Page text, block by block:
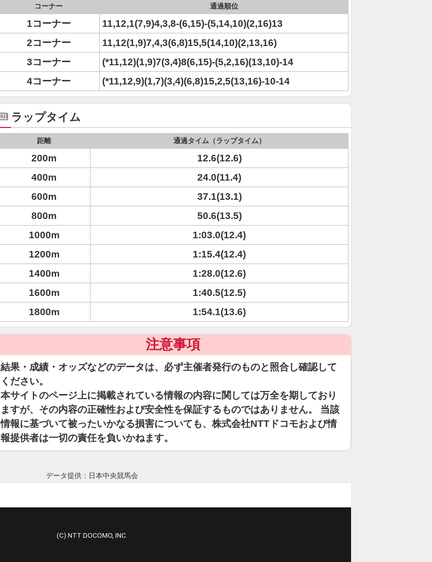
コーナー 通過順位
1コーナー
11,12,1(7,9)4,3,8-(6,15)-(5,14,10)(2,16)13
2コーナー
11,12(1,9)7,4,3(6,8)15,5(14,10)(2,13,16)
3コーナー
(*11,12)(1,9)7(3,4)8(6,15)-(5,2,16)(13,10)-14
4コーナー
(*11,12,9)(1,7)(3,4)(6,8)15,2,5(13,16)-10-14
ラップタイム
距離 通過タイム（ラップタイム）
200m
12.6(12.6)
400m
24.0(11.4)
600m
37.1(13.1)
800m
50.6(13.5)
1000m
1:03.0(12.4)
1200m
1:15.4(12.4)
1400m
1:28.0(12.6)
1600m
1:40.5(12.5)
1800m
1:54.1(13.6)
注意事項
結果・成績・オッズなどのデータは、必ず主催者発行のものと照合し確認して
ください。
本サイトのページ上に掲載されている情報の内容に関しては万全を期しており
ますが、その内容の正確性および安全性を保証するものではありません。 当該
情報に基づいて被ったいかなる損害についても、株式会社NTTドコモおよび情
報提供者は一切の責任を負いかねます。
データ提供：日本中央競馬会
(C) NTT DOCOMO, INC.